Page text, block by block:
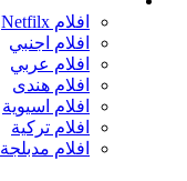
افلام Netfilx
افلام اجنبي
افلام عربي
افلام هندى
افلام اسيوية
افلام تركية
افلام مدبلجة